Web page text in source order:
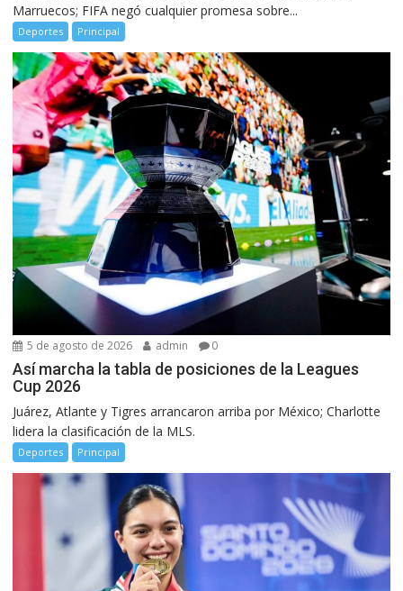
Marruecos; FIFA negó cualquier promesa sobre...
Deportes Principal
5 de agosto de 2026 admin 0
Así marcha la tabla de posiciones de la Leagues
Cup 2026
Juárez, Atlante y Tigres arrancaron arriba por México; Charlotte
lidera la clasificación de la MLS.
Deportes Principal